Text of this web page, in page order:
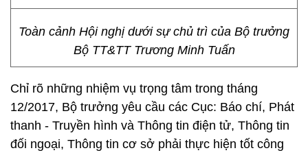
Toàn cảnh Hội nghị dưới sự chủ trì của Bộ trưởng
Bộ TT&TT Trương Minh Tuấn
Chỉ rõ những nhiệm vụ trọng tâm trong tháng
12/2017, Bộ trưởng yêu cầu các Cục: Báo chí, Phát
thanh - Truyền hình và Thông tin điện tử, Thông tin
đối ngoại, Thông tin cơ sở phải thực hiện tốt công